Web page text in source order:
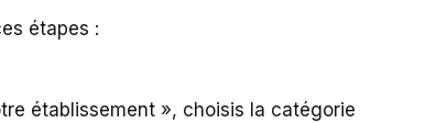
étapes :
établissement », choisis la catégorie